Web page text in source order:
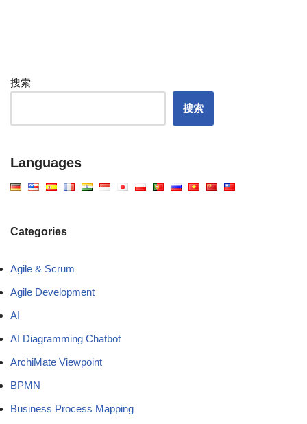
搜索
搜索
Languages
Categories
Agile & Scrum
Agile Development
AI
AI Diagramming Chatbot
ArchiMate Viewpoint
BPMN
Business Process Mapping